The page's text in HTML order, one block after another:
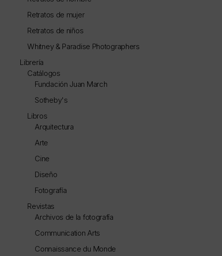
Retratos de mujer
Retratos de niños
Whitney & Paradise Photographers
Librería
Catálogos
Fundación Juan March
Sotheby's
Libros
Arquitectura
Arte
Cine
Diseño
Fotografía
Revistas
Archivos de la fotografía
Communication Arts
Connaissance du Monde